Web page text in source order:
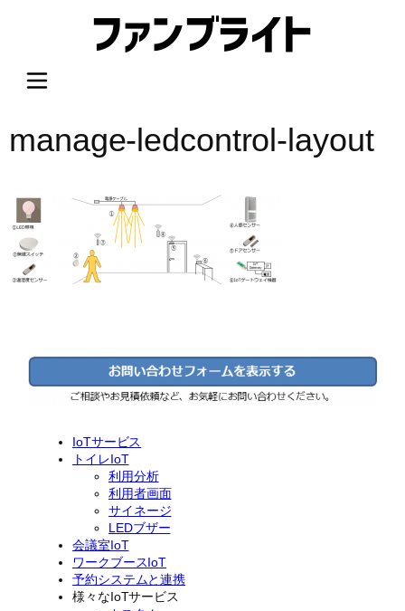
プ
manage-ledcontrol-layout
IoTサービス
トイレIoT
利用分析
利用者画面
サイネージ
LEDブザー
会議室IoT
ワークブースIoT
予約システムと連携
様々なIoTサービス